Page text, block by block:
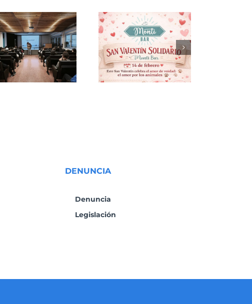
Celebra San Valentín
con amor perruno y
solidaridad en Monti
Bar
DENUNCIA
Denuncia
Legislación